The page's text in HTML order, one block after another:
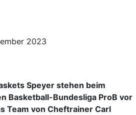
2023
Speyer stehen beim
Basketball-Bundesliga ProB vor
Team von Cheftrainer Carl